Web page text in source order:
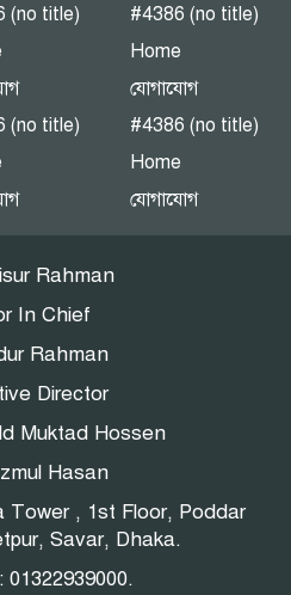
গণঅধিকার
জনসভা
সুরক্ষার নীতি, নাকি
(no title)
#4386 (no title)
Home
যোগাযোগ
(no title)
#4386 (no title)
Home
যোগাযোগ
Rahman
In Chief
Rahman
Director
Muktad Hossen
Hasan
Tower , 1st Floor, Poddar
Savar, Dhaka.